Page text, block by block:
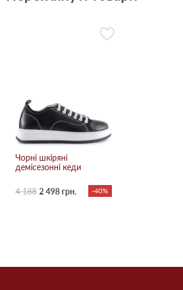
Чорні шкіряні
демісезонні кеди
4 188 2 498 грн. -40%